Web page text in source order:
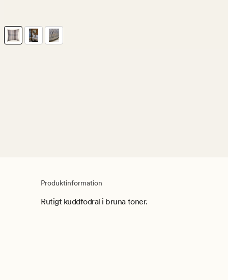
Produktinformation
Rutigt kuddfodral i bruna toner.